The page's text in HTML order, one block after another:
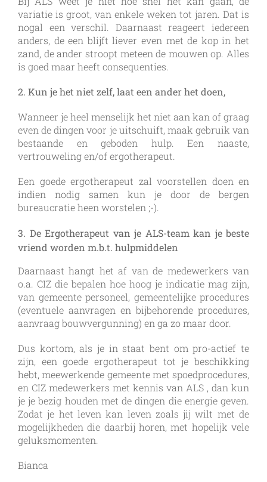
variatie is groot, van enkele weken tot jaren. Dat is
nogal een verschil. Daarnaast reageert iedereen
anders, de een blijft liever even met de kop in het
zand, de ander stroopt meteen de mouwen op. Alles
is goed maar heeft consequenties.
2. Kun je het niet zelf, laat een ander het doen,
Wanneer je heel menselijk het niet aan kan of graag
even de dingen voor je uitschuift, maak gebruik van
bestaande en geboden hulp. Een naaste,
vertrouweling en/of ergotherapeut.
Een goede ergotherapeut zal voorstellen doen en
indien nodig samen kun je door de bergen
bureaucratie heen worstelen ;-).
3. De Ergotherapeut van je ALS-team kan je beste
vriend worden m.b.t. hulpmiddelen
Daarnaast hangt het af van de medewerkers van
o.a. CIZ die bepalen hoe hoog je indicatie mag zijn,
van gemeente personeel, gemeentelijke procedures
(eventuele aanvragen en bijbehorende procedures,
aanvraag bouwvergunning) en ga zo maar door.
Dus kortom, als je in staat bent om pro-actief te
zijn, een goede ergotherapeut tot je beschikking
hebt, meewerkende gemeente met spoedprocedures,
en CIZ medewerkers met kennis van ALS , dan kun
je je bezig houden met de dingen die energie geven.
Zodat je het leven kan leven zoals jij wilt met de
mogelijkheden die daarbij horen, met hopelijk vele
geluksmomenten.
Bianca